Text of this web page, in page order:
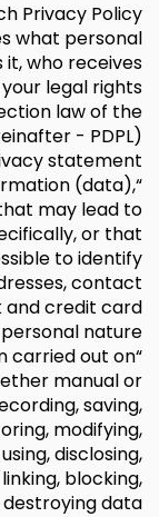
Privacy Policy
what personal
who receives
legal rights
law of the
- PDPL).
statement
(data),
may lead to
or that
to identify
contact
and credit card
nature.
carried out on
manual or
saving,
modifying,
disclosing,
blocking,
data.